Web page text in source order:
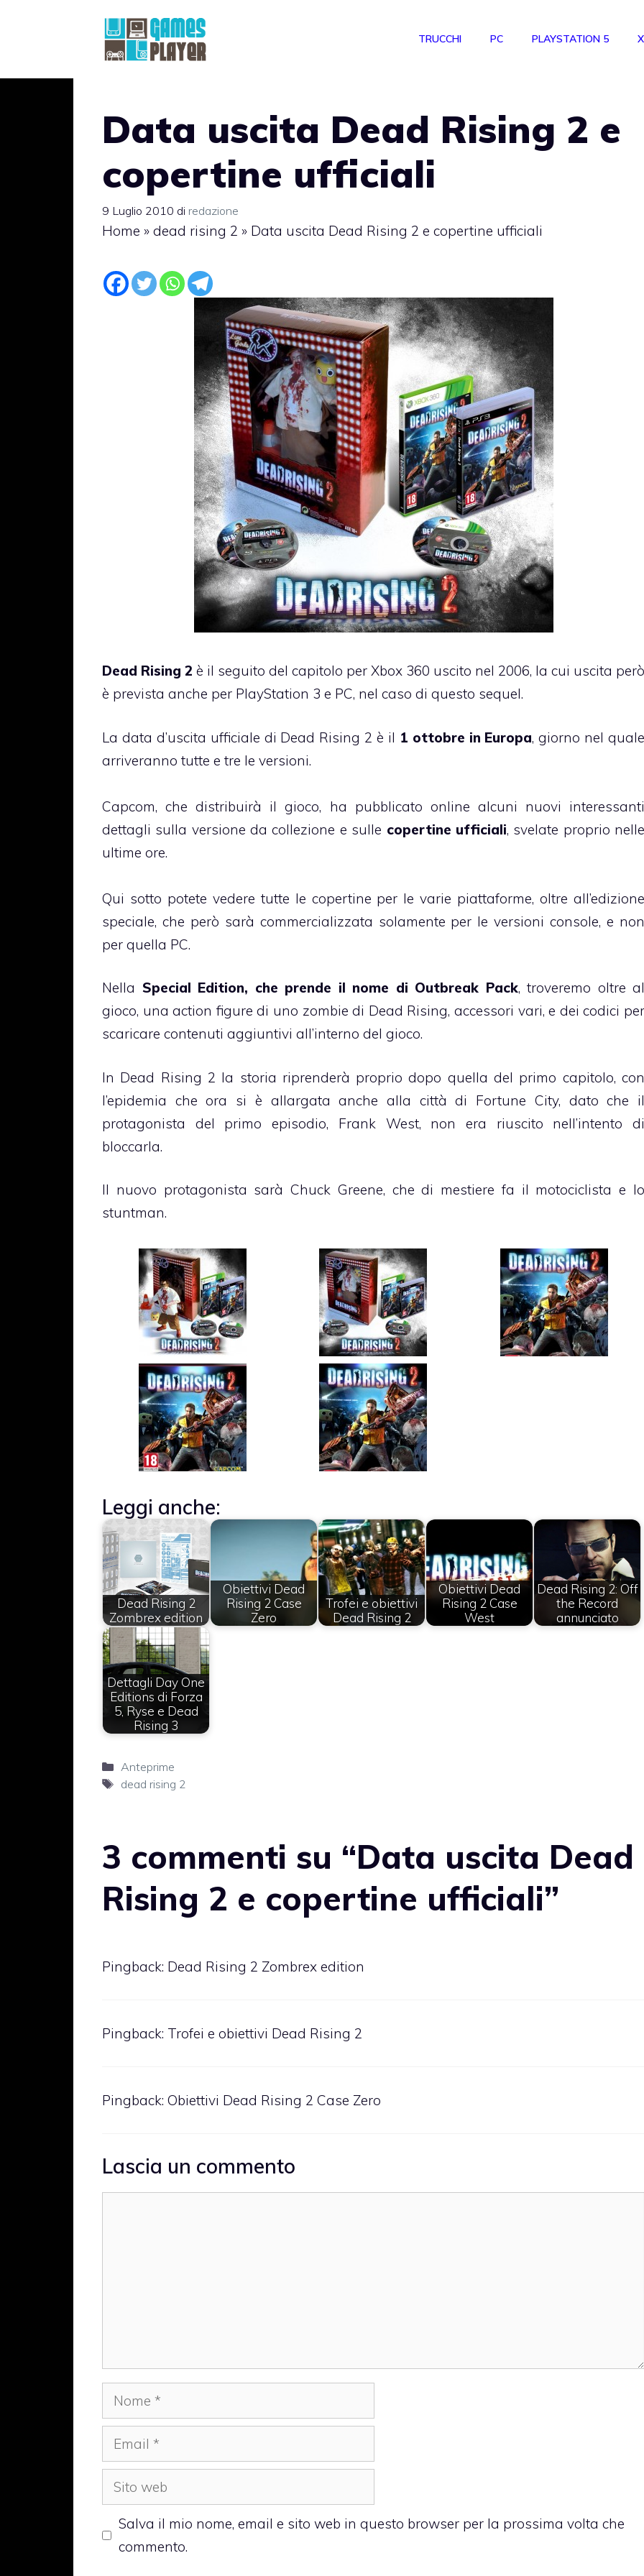
TRUCCHI PC PLAYSTATION 5
Data uscita Dead Rising 2 e
copertine ufficiali
9 Luglio 2010 di redazione
Home » dead rising 2 » Data uscita Dead Rising 2 e copertine ufficiali
Dead Rising 2 è il seguito del capitolo per Xbox 360 uscito nel 2006, la cui uscita però
è prevista anche per PlayStation 3 e PC, nel caso di questo sequel.
La data d’uscita ufficiale di Dead Rising 2 è il 1 ottobre in Europa, giorno nel quale
arriveranno tutte e tre le versioni.
Capcom, che distribuirà il gioco, ha pubblicato online alcuni nuovi interessanti
dettagli sulla versione da collezione e sulle copertine ufficiali, svelate proprio nelle
ultime ore.
Qui sotto potete vedere tutte le copertine per le varie piattaforme, oltre all’edizione
speciale, che però sarà commercializzata solamente per le versioni console, e non
per quella PC.
Nella Special Edition, che prende il nome di Outbreak Pack, troveremo oltre al
gioco, una action figure di uno zombie di Dead Rising, accessori vari, e dei codici per
scaricare contenuti aggiuntivi all’interno del gioco.
In Dead Rising 2 la storia riprenderà proprio dopo quella del primo capitolo, con
l’epidemia che ora si è allargata anche alla città di Fortune City, dato che il
protagonista del primo episodio, Frank West, non era riuscito nell’intento di
bloccarla.
Il nuovo protagonista sarà Chuck Greene, che di mestiere fa il motociclista e lo
stuntman.
Leggi anche:
Dead Rising 2
Zombrex edition
Obiettivi Dead
Rising 2 Case
Zero
Trofei e obiettivi
Dead Rising 2
Obiettivi Dead
Rising 2 Case
West
Dead Rising 2: Off
the Record
annunciato
Dettagli Day One
Editions di Forza
5, Ryse e Dead
Rising 3
Categorie
Anteprime
Tag
dead rising 2
3 commenti su “Data uscita Dead
Rising 2 e copertine ufficiali”
Pingback: Dead Rising 2 Zombrex edition
Pingback: Trofei e obiettivi Dead Rising 2
Pingback: Obiettivi Dead Rising 2 Case Zero
Lascia un commento
Nome
Email
Sito
web
Salva il mio nome, email e sito web in questo browser per la prossima volta che
commento.